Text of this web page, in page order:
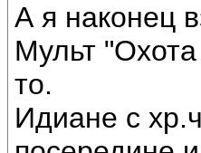
А я наконец
Мульт
то.
Идианe c